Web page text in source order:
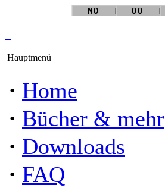
Hauptmenü
· Home
· Bücher & mehr
· Downloads
· FAQ